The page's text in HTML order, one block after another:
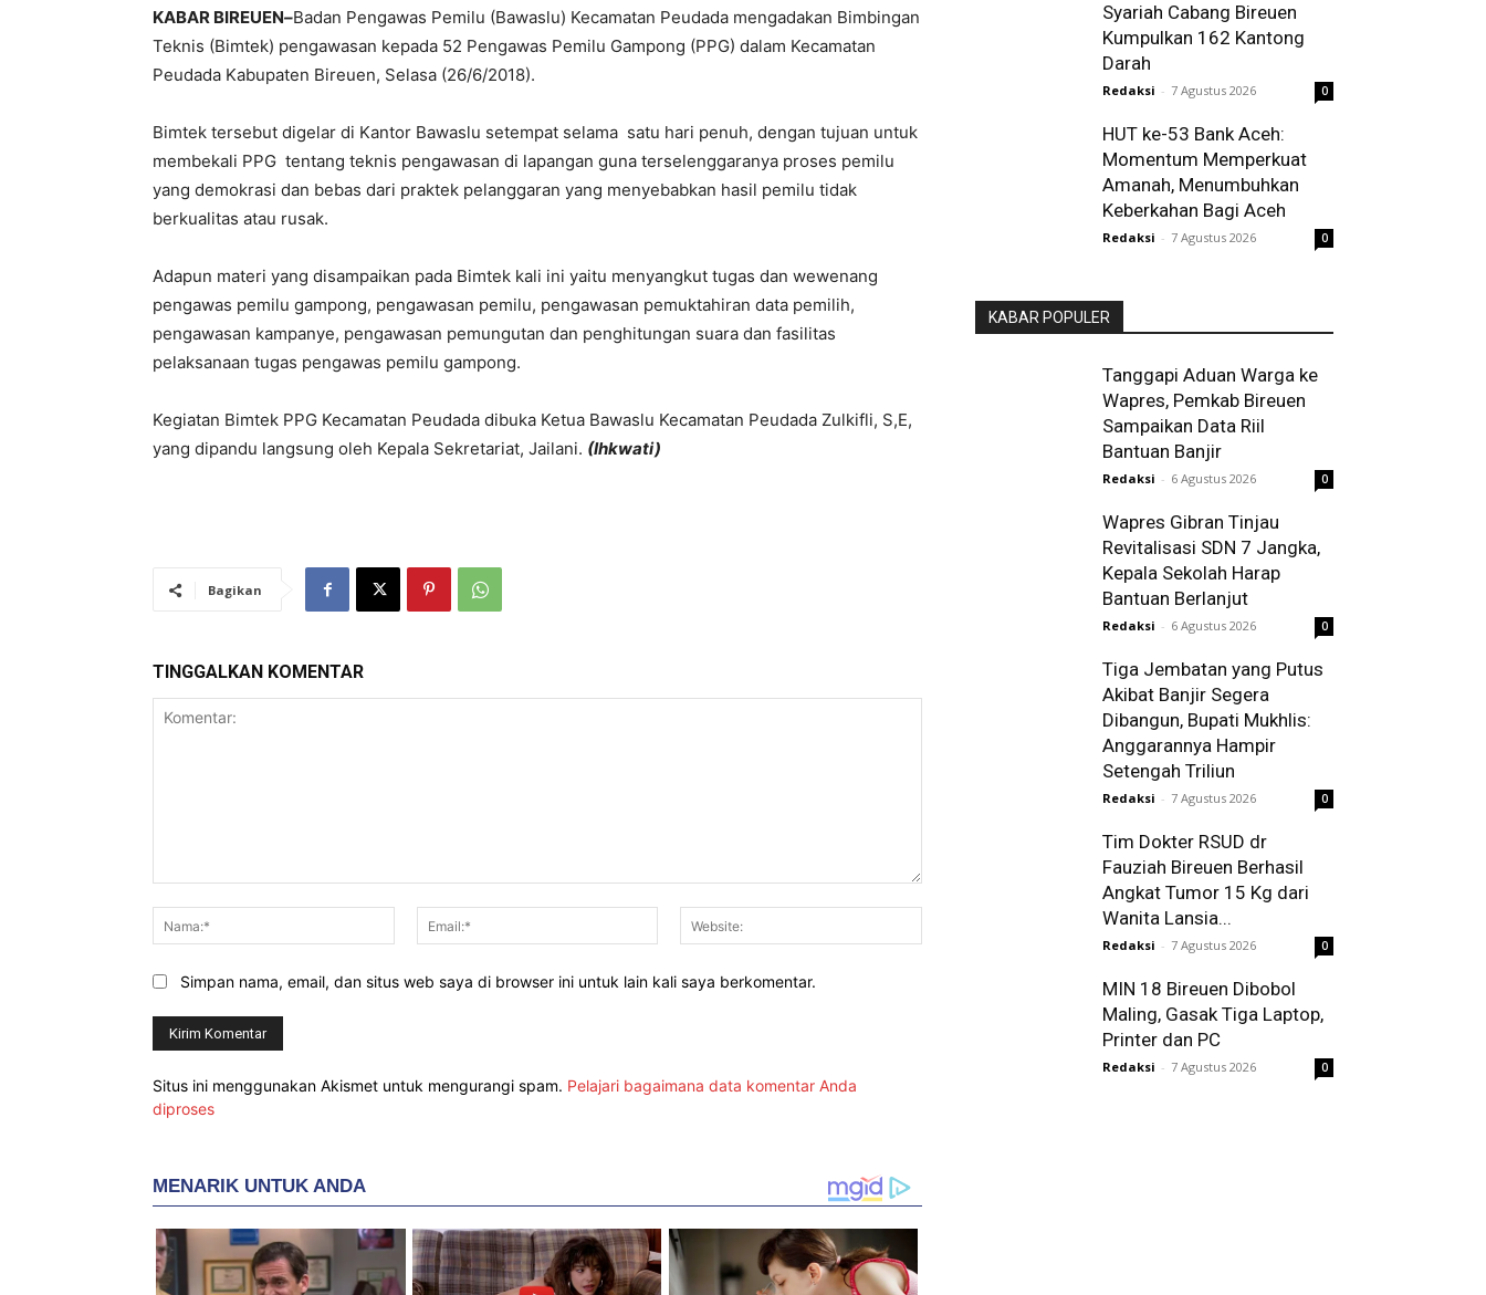
KABAR BIREUEN–Badan Pengawas Pemilu (Bawaslu) Kecamatan Peudada mengadakan Bimbingan
Teknis (Bimtek) pengawasan kepada 52 Pengawas Pemilu Gampong (PPG) dalam Kecamatan
Peudada Kabupaten Bireuen, Selasa (26/6/2018).
Bimtek tersebut digelar di Kantor Bawaslu setempat selama satu hari penuh, dengan tujuan untuk
membekali PPG tentang teknis pengawasan di lapangan guna terselenggaranya proses pemilu
yang demokrasi dan bebas dari praktek pelanggaran yang menyebabkan hasil pemilu tidak
berkualitas atau rusak.
Adapun materi yang disampaikan pada Bimtek kali ini yaitu menyangkut tugas dan wewenang
pengawas pemilu gampong, pengawasan pemilu, pengawasan pemuktahiran data pemilih,
pengawasan kampanye, pengawasan pemungutan dan penghitungan suara dan fasilitas
pelaksanaan tugas pengawas pemilu gampong.
Kegiatan Bimtek PPG Kecamatan Peudada dibuka Ketua Bawaslu Kecamatan Peudada Zulkifli, S,E,
yang dipandu langsung oleh Kepala Sekretariat, Jailani. (Ihkwati)
Bagikan
TINGGALKAN KOMENTAR
Nama:*
Email:*
Simpan nama, email, dan situs web saya di browser ini untuk lain kali saya berkomentar.
Situs ini menggunakan Akismet untuk mengurangi spam. Pelajari bagaimana data komentar Anda
diproses
Syariah Cabang Bireuen
Kumpulkan 162 Kantong
Darah
Redaksi - 7 Agustus 2026 0
HUT ke-53 Bank Aceh:
Momentum Memperkuat
Amanah, Menumbuhkan
Keberkahan Bagi Aceh
Redaksi - 7 Agustus 2026 0
KABAR POPULER
Tanggapi Aduan Warga ke
Wapres, Pemkab Bireuen
Sampaikan Data Riil
Bantuan Banjir
Redaksi - 6 Agustus 2026 0
Wapres Gibran Tinjau
Revitalisasi SDN 7 Jangka,
Kepala Sekolah Harap
Bantuan Berlanjut
Redaksi - 6 Agustus 2026 0
Tiga Jembatan yang Putus
Akibat Banjir Segera
Dibangun, Bupati Mukhlis:
Anggarannya Hampir
Setengah Triliun
Redaksi - 7 Agustus 2026 0
Tim Dokter RSUD dr
Fauziah Bireuen Berhasil
Angkat Tumor 15 Kg dari
Wanita Lansia...
Redaksi - 7 Agustus 2026 0
MIN 18 Bireuen Dibobol
Maling, Gasak Tiga Laptop,
Printer dan PC
Redaksi - 7 Agustus 2026 0